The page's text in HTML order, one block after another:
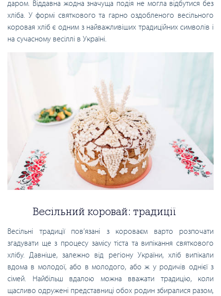
даром. Віддавна жодна значуща подія не могла відбутися без
хліба. У формі святкового та гарно оздобленого весільного
коровая хліб є одним з найважливіших традиційних символів і
на сучасному весіллі в Україні.
Весільний коровай: традиції
Весільні традиції пов’язані з короваєм варто розпочати
згадувати ще з процесу замісу тіста та випікання святкового
хлібу. Давніше, залежно від регіону України, хліб випікали
вдома в молодої, або в молодого, або ж у родичів однієї з
сімей. Найбільш вдалою можна вважати традицію, коли
щасливо одружені представниці обох родин збиралися разом,